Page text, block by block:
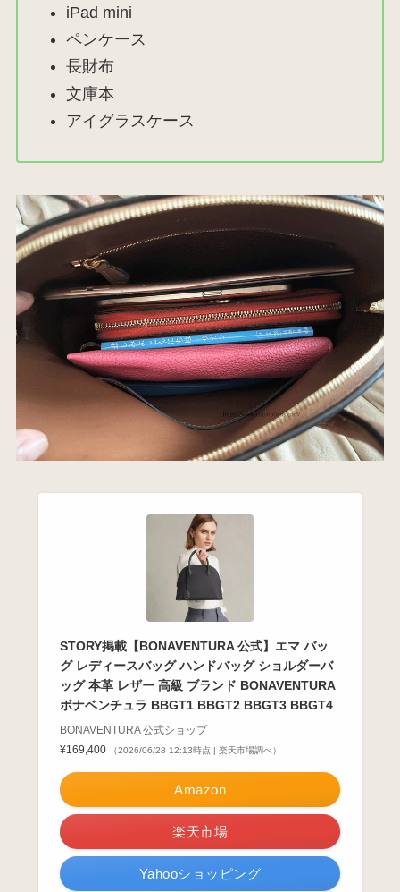
iPad mini
ペンケース
長財布
文庫本
アイグラスケース
STORY掲載【BONAVENTURA 公式】エマ バッ
グ レディースバッグ ハンドバッグ ショルダーバ
ッグ 本革 レザー 高級 ブランド BONAVENTURA
ボナベンチュラ BBGT1 BBGT2 BBGT3 BBGT4
BONAVENTURA 公式ショップ
¥169,400
（2026/06/28 12:13時点 | 楽天市場調べ）
Amazon
楽天市場
Yahooショッピング